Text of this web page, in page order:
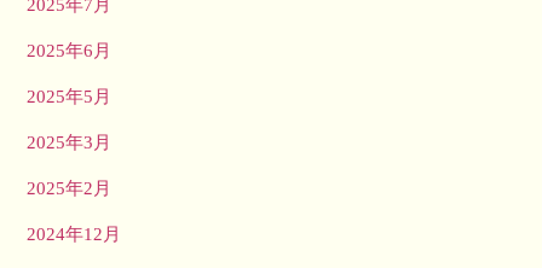
2025年6月
2025年5月
2025年3月
2025年2月
2024年12月